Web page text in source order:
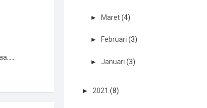
► Maret(4)
► Februari (3)
►Januari (3)
► 2021 (8)